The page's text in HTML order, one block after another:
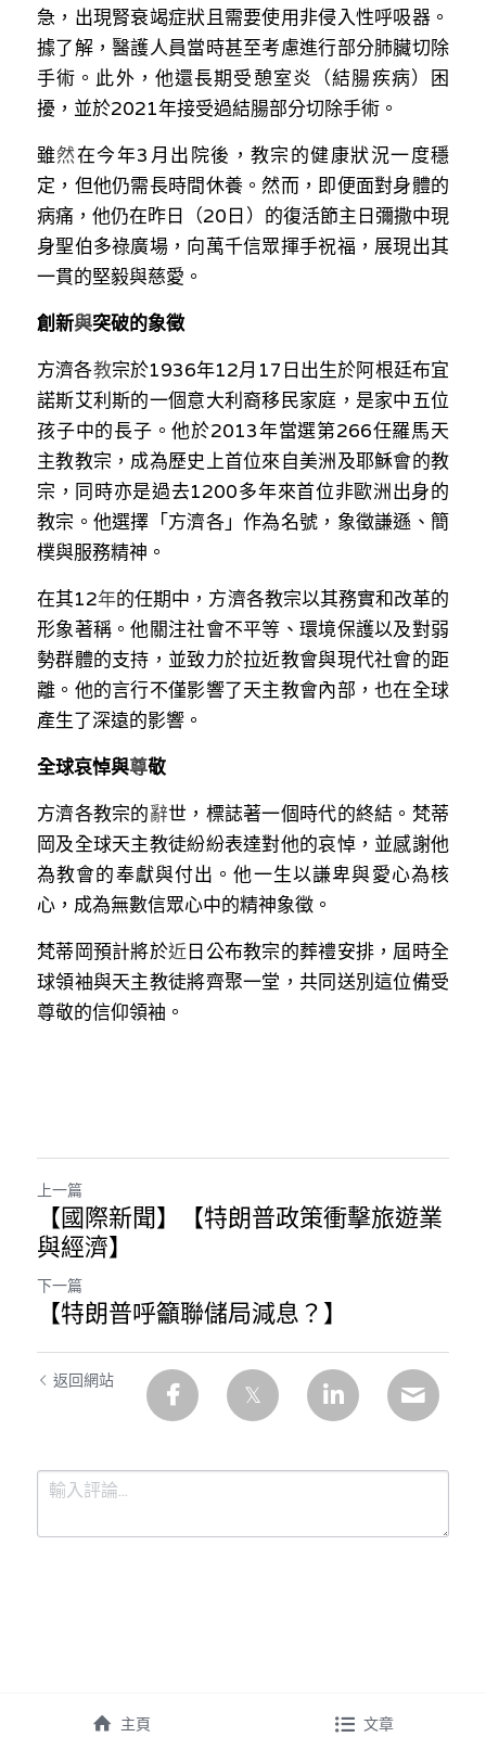
大衛sir專欄
曾子晴 - 晴深直說
龔靜儀大律師專欄
陳貴春大律師專欄
陳子遷律師專欄
羅浚軒專欄
溫志倫專欄
汪明欣專欄
張美雄專欄
莊豪鋒專欄
香港科技專上書院｜專欄
急，出現腎衰竭症狀且需要使用非侵入性呼吸器。
據了解，醫護人員當時甚至考慮進行部分肺臟切除
手術。此外，他還長期受憩室炎（結腸疾病）困
擾，並於2021年接受過結腸部分切除手術。
雖然在今年3月出院後，教宗的健康狀況一度穩
定，但他仍需長時間休養。然而，即便面對身體的
病痛，他仍在昨日（20日）的復活節主日彌撒中現
身聖伯多祿廣場，向萬千信眾揮手祝福，展現出其
一貫的堅毅與慈愛。
創新與突破的象徵
方濟各教宗於1936年12月17日出生於阿根廷布宜
諾斯艾利斯的一個意大利裔移民家庭，是家中五位
孩子中的長子。他於2013年當選第266任羅馬天
主教教宗，成為歷史上首位來自美洲及耶穌會的教
宗，同時亦是過去1200多年來首位非歐洲出身的
教宗。他選擇「方濟各」作為名號，象徵謙遜、簡
樸與服務精神。
在其12年的任期中，方濟各教宗以其務實和改革的
形象著稱。他關注社會不平等、環境保護以及對弱
勢群體的支持，並致力於拉近教會與現代社會的距
離。他的言行不僅影響了天主教會內部，也在全球
產生了深遠的影響。
全球哀悼與尊敬
方濟各教宗的辭世，標誌著一個時代的終結。梵蒂
岡及全球天主教徒紛紛表達對他的哀悼，並感謝他
為教會的奉獻與付出。他一生以謙卑與愛心為核
心，成為無數信眾心中的精神象徵。
梵蒂岡預計將於近日公布教宗的葬禮安排，屆時全
球領袖與天主教徒將齊聚一堂，共同送別這位備受
尊敬的信仰領袖。
上一篇
【國際新聞】【特朗普政策衝擊旅遊業
與經濟】
下一篇
【特朗普呼籲聯儲局減息？】
返回網站
主頁 文章